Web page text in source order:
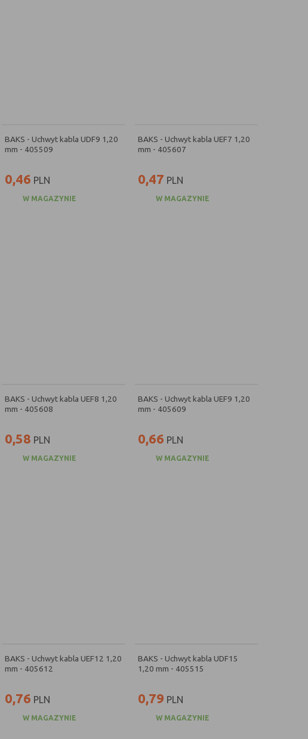
BAKS - Uchwyt kabla UDF9 1,20
mm - 405509
0,46 PLN
W MAGAZYNIE
BAKS - Uchwyt kabla UEF7 1,20
mm - 405607
0,47 PLN
W MAGAZYNIE
BAKS - Uchwyt kabla UEF8 1,20
mm - 405608
0,58 PLN
W MAGAZYNIE
BAKS - Uchwyt kabla UEF9 1,20
mm - 405609
0,66 PLN
W MAGAZYNIE
BAKS - Uchwyt kabla UEF12 1,20
mm - 405612
0,76 PLN
W MAGAZYNIE
BAKS - Uchwyt kabla UDF15
1,20 mm - 405515
0,79 PLN
W MAGAZYNIE